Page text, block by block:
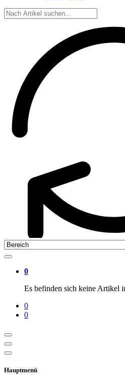
0
Es befinden sich keine Artikel
0
0
Hauptmenü